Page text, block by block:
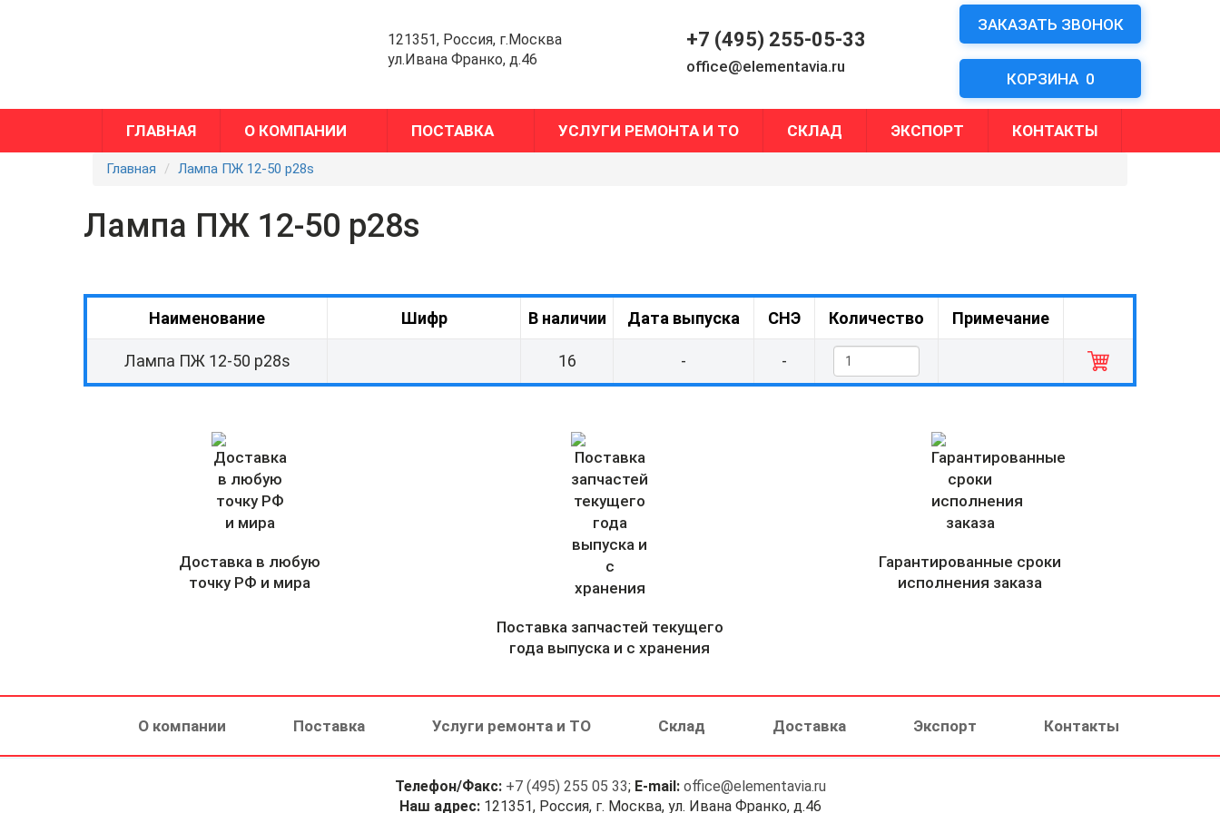
121351, Россия, г.Москва
ул.Ивана Франко, д.46
+7 (495) 255-05-33
office@elementavia.ru
ЗАКАЗАТЬ ЗВОНОК
КОРЗИНА 0
ГЛАВНАЯ О КОМПАНИИ ПОСТАВКА УСЛУГИ РЕМОНТА И ТО СКЛАД ЭКСПОРТ КОНТАКТЫ
Главная Лампа ПЖ 12-50 p28s
Лампа ПЖ 12-50 p28s
Наименование Шифр В наличии Дата выпуска СНЭ Количество Примечание
Лампа ПЖ 12-50 p28s 16 - -
Доставка в любую
точку РФ и мира
Поставка запчастей текущего
года выпуска и с хранения
Гарантированные сроки
исполнения заказа
О компании Поставка Услуги ремонта и ТО Склад Доставка Экспорт Контакты
Телефон/Факс: +7 (495) 255 05 33; E-mail: office@elementavia.ru
Наш адрес:121351, Россия, г. Москва, ул. Ивана Франко, д.46